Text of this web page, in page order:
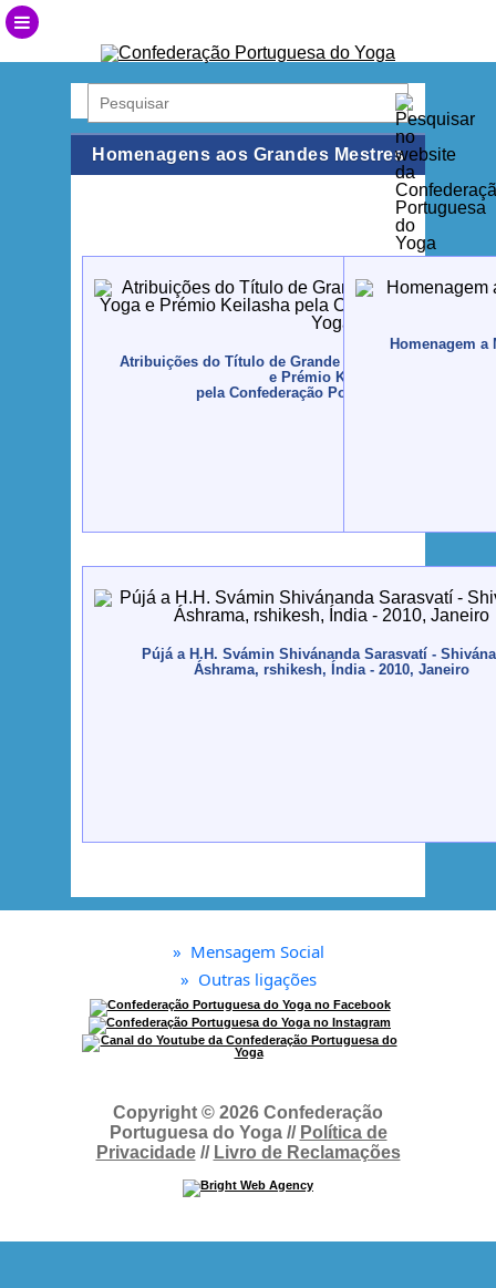
Homenagens aos Grandes Mestres
Atribuições do Título de Grande Mestre Internacional
e Prémio Keilasha
pela Confederação Portuguesa do Yoga
Homenagem a
Pújá a H.H. Svámin Shivánanda Sarasvatí -
Áshrama, rshikesh, Índia - 2010, Janeiro
» Mensagem Social
» Outras ligações
Copyright © 2026 Confederação
Portuguesa do Yoga // Política de
Privacidade// Livro de Reclamações